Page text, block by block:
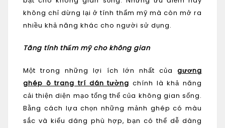
không chỉ dừng lại ở tính thẩm mỹ mà còn mở ra
nhiều khả năng khác cho người sử dụng.
Tăng tính thẩm mỹ cho không gian
Một trong những lợi ích lớn nhất của gương
ghép ô trang trí dán tường chính là khả năng
cải thiện diện mạo tổng thể của không gian sống.
Bằng cách lựa chọn những mảnh ghép có màu
sắc và kiểu dáng phù hợp, bạn có thể dễ dàng